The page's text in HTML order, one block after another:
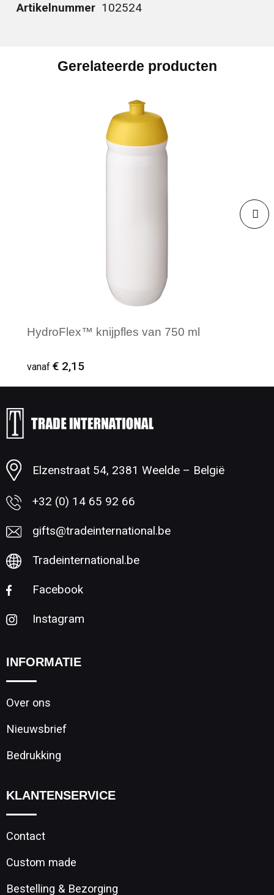
Artikelnummer 102524
Gerelateerde producten
HydroFlex™ knijpfles van 750 ml
vanaf € 2,15
Minimale afname: 50
Elzenstraat 54, 2381 Weelde – België
+32 (0) 14 65 92 66
gifts@tradeinternational.be
Tradeinternational.be
Facebook
Instagram
INFORMATIE
Over ons
Nieuwsbrief
Bedrukking
KLANTENSERVICE
Contact
Custom made
Bestelling & Bezorging